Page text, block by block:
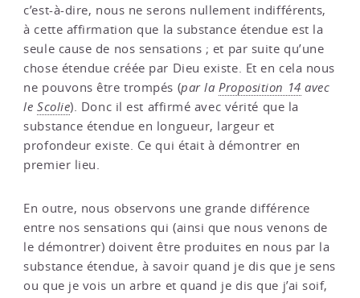
c’est-à-dire, nous ne serons nullement indifférents,
à cette affirmation que la substance étendue est la
seule cause de nos sensations ; et par suite qu’une
chose étendue créée par Dieu existe. Et en cela nous
ne pouvons être trompés (par la Proposition 14 avec
le Scolie). Donc il est affirmé avec vérité que la
substance étendue en longueur, largeur et
profondeur existe. Ce qui était à démontrer en
premier lieu.
En outre, nous observons une grande différence
entre nos sensations qui (ainsi que nous venons de
le démontrer) doivent être produites en nous par la
substance étendue, à savoir quand je dis que je sens
ou que je vois un arbre et quand je dis que j’ai soif,